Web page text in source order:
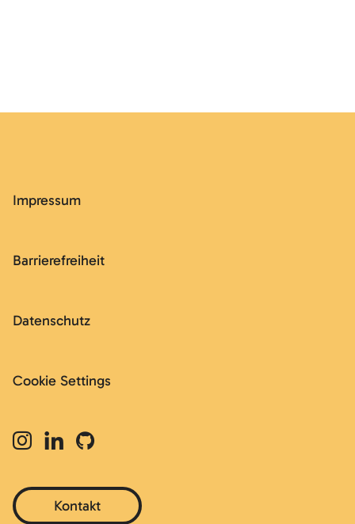
Impressum
Barrierefreiheit
Datenschutz
Cookie Settings
Kontakt